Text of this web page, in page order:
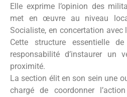
Elle exprime l’opinion des
met en œuvre au niveau
Socialiste, en concertation avec
Cette structure essentielle
responsabilité d’instaurer un
proximité.
La section élit en son sein une
chargé de coordonner